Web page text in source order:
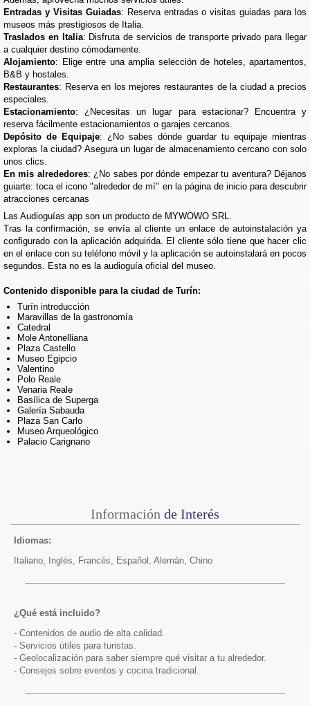
Entradas y Visitas Guiadas: Reserva entradas o visitas guiadas para los
museos más prestigiosos de Italia.
Traslados en Italia: Disfruta de servicios de transporte privado para llegar
a cualquier destino cómodamente.
Alojamiento: Elige entre una amplia selección de hoteles, apartamentos,
B&B y hostales.
Restaurantes: Reserva en los mejores restaurantes de la ciudad a precios
especiales.
Estacionamiento: ¿Necesitas un lugar para estacionar? Encuentra y
reserva fácilmente estacionamientos o garajes cercanos.
Depósito de Equipaje: ¿No sabes dónde guardar tu equipaje mientras
exploras la ciudad? Asegura un lugar de almacenamiento cercano con solo
unos clics.
En mis alrededores: ¿No sabes por dónde empezar tu aventura? Déjanos
guiarte: toca el icono "alrededor de mí" en la página de inicio para descubrir
atracciones cercanas
Las Audioguías app son un producto de MYWOWO SRL.
Tras la confirmación, se envía al cliente un enlace de autoinstalación ya
configurado con la aplicación adquirida. El cliente sólo tiene que hacer clic
en el enlace con su teléfono móvil y la aplicación se autoinstalará en pocos
segundos. Esta no es la audioguía oficial del museo.
Contenido disponible para la ciudad de Turín:
Turín introducción
Maravillas de la gastronomía
Catedral
Mole Antonelliana
Plaza Castello
Museo Egipcio
Valentino
Polo Reale
Venaria Reale
Basílica de Superga
Galería Sabauda
Plaza San Carlo
Museo Arqueológico
Palacio Carignano
Información de Interés
Idiomas:
Italiano, Inglés, Francés, Español, Alemán, Chino
¿Qué está incluido?
- Contenidos de audio de alta calidad.
- Servicios útiles para turistas.
- Geolocalización para saber siempre qué visitar a tu alrededor.
- Consejos sobre eventos y cocina tradicional.